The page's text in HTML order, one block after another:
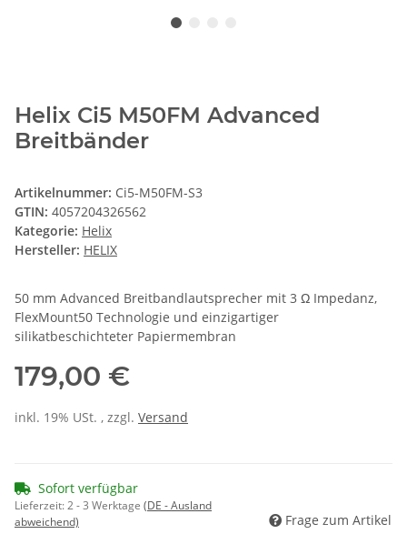
Helix Ci5 M50FM Advanced
Breitbänder
Artikelnummer: Ci5-M50FM-S3
GTIN: 4057204326562
Kategorie: Helix
Hersteller: HELIX
50 mm Advanced Breitbandlautsprecher mit 3 Ω Impedanz,
FlexMount50 Technologie und einzigartiger
silikatbeschichteter Papiermembran
179,00 €
inkl. 19% USt. , zzgl. Versand
Sofort verfügbar
Lieferzeit:2 - 3 Werktage (DE - Ausland
abweichend)
Frage zum Artikel